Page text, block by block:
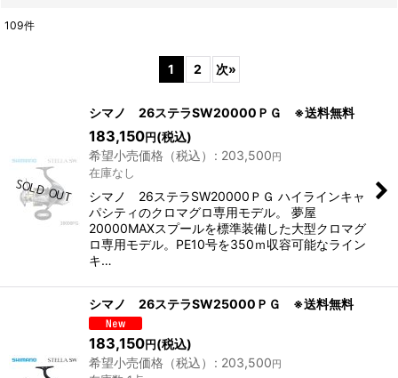
並び順:
絞り込む
109件
1 2 次»
シマノ 26ステラSW20000ＰＧ ※送料無料
183,150円(税込)
希望小売価格（税込）
: 203,500円
在庫なし
シマノ 26ステラSW20000ＰＧ ハイラインキャ
パシティのクロマグロ専用モデル。 夢屋
20000MAXスプールを標準装備した大型クロマグ
ロ専用モデル。PE10号を350ｍ収容可能なライン
キ…
シマノ 26ステラSW25000ＰＧ ※送料無料
183,150円 (税込)
希望小売価格（税込）
: 203,500 円